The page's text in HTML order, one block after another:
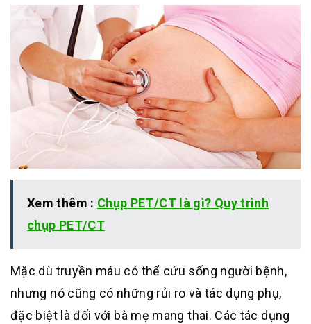
Xem thêm : Chụp PET/CT là gì? Quy trình
chụp PET/CT
Mặc dù truyền máu có thể cứu sống người bệnh,
nhưng nó cũng có những rủi ro và tác dụng phụ,
đặc biệt là đối với bà mẹ mang thai. Các tác dụng